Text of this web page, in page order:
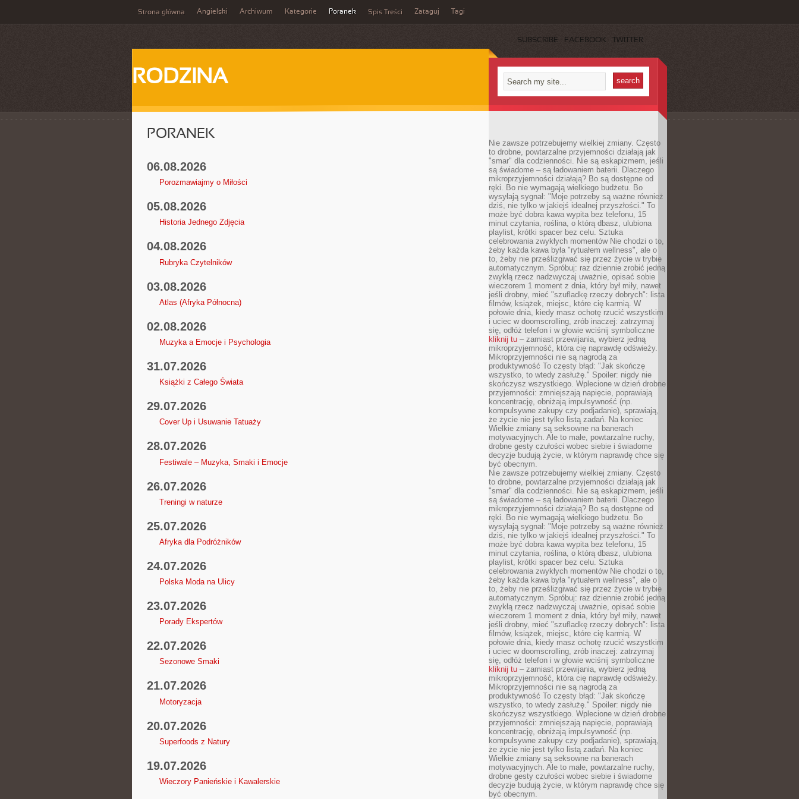
Strona główna Angielski Archiwum Kategorie Poranek Spis Treści Zataguj Tagi
SUBSCRIBE FACEBOOK TWITTER
RODZINA
PORANEK
06.08.2026
Porozmawiajmy o Miłości
05.08.2026
Historia Jednego Zdjęcia
04.08.2026
Rubryka Czytelników
03.08.2026
Atlas (Afryka Północna)
02.08.2026
Muzyka a Emocje i Psychologia
31.07.2026
Książki z Całego Świata
29.07.2026
Cover Up i Usuwanie Tatuaży
28.07.2026
Festiwale – Muzyka, Smaki i Emocje
26.07.2026
Treningi w naturze
25.07.2026
Afryka dla Podróżników
24.07.2026
Polska Moda na Ulicy
23.07.2026
Porady Ekspertów
22.07.2026
Sezonowe Smaki
21.07.2026
Motoryzacja
20.07.2026
Superfoods z Natury
19.07.2026
Wieczory Panieńskie i Kawalerskie
Nie zawsze potrzebujemy wielkiej zmiany. Często
to drobne, powtarzalne przyjemności działają jak
"smar" dla codzienności. Nie są eskapizmem, jeśli
są świadome – są ładowaniem baterii. Dlaczego
mikroprzyjemności działają? Bo są dostępne od
ręki. Bo nie wymagają wielkiego budżetu. Bo
wysyłają sygnał: "Moje potrzeby są ważne również
dziś, nie tylko w jakiejś idealnej przyszłości." To
może być dobra kawa wypita bez telefonu, 15
minut czytania, roślina, o którą dbasz, ulubiona
playlist, krótki spacer bez celu. Sztuka
celebrowania zwykłych momentów Nie chodzi o to,
żeby każda kawa była "rytuałem wellness", ale o
to, żeby nie prześlizgiwać się przez życie w trybie
automatycznym. Spróbuj: raz dziennie zrobić jedną
zwykłą rzecz nadzwyczaj uważnie, opisać sobie
wieczorem 1 moment z dnia, który był miły, nawet
jeśli drobny, mieć "szufladkę rzeczy dobrych": lista
filmów, książek, miejsc, które cię karmią. W
połowie dnia, kiedy masz ochotę rzucić wszystkim
i uciec w doomscrolling, zrób inaczej: zatrzymaj
się, odłóż telefon i w głowie wciśnij symboliczne
kliknij tu – zamiast przewijania, wybierz jedną
mikroprzyjemność, która cię naprawdę odświeży.
Mikroprzyjemności nie są nagrodą za
produktywność To częsty błąd: "Jak skończę
wszystko, to wtedy zasłużę." Spoiler: nigdy nie
skończysz wszystkiego. Wplecione w dzień drobne
przyjemności: zmniejszają napięcie, poprawiają
koncentrację, obniżają impulsywność (np.
kompulsywne zakupy czy podjadanie), sprawiają,
że życie nie jest tylko listą zadań. Na koniec
Wielkie zmiany są seksowne na banerach
motywacyjnych. Ale to małe, powtarzalne ruchy,
drobne gesty czułości wobec siebie i świadome
decyzje budują życie, w którym naprawdę chce się
być obecnym.
Nie zawsze potrzebujemy wielkiej zmiany. Często
to drobne, powtarzalne przyjemności działają jak
"smar" dla codzienności. Nie są eskapizmem, jeśli
są świadome – są ładowaniem baterii. Dlaczego
mikroprzyjemności działają? Bo są dostępne od
ręki. Bo nie wymagają wielkiego budżetu. Bo
wysyłają sygnał: "Moje potrzeby są ważne również
dziś, nie tylko w jakiejś idealnej przyszłości." To
może być dobra kawa wypita bez telefonu, 15
minut czytania, roślina, o którą dbasz, ulubiona
playlist, krótki spacer bez celu. Sztuka
celebrowania zwykłych momentów Nie chodzi o to,
żeby każda kawa była "rytuałem wellness", ale o
to, żeby nie prześlizgiwać się przez życie w trybie
automatycznym. Spróbuj: raz dziennie zrobić jedną
zwykłą rzecz nadzwyczaj uważnie, opisać sobie
wieczorem 1 moment z dnia, który był miły, nawet
jeśli drobny, mieć "szufladkę rzeczy dobrych": lista
filmów, książek, miejsc, które cię karmią. W
połowie dnia, kiedy masz ochotę rzucić wszystkim
i uciec w doomscrolling, zrób inaczej: zatrzymaj
się, odłóż telefon i w głowie wciśnij symboliczne
kliknij tu – zamiast przewijania, wybierz jedną
mikroprzyjemność, która cię naprawdę odświeży.
Mikroprzyjemności nie są nagrodą za
produktywność To częsty błąd: "Jak skończę
wszystko, to wtedy zasłużę." Spoiler: nigdy nie
skończysz wszystkiego. Wplecione w dzień drobne
przyjemności: zmniejszają napięcie, poprawiają
koncentrację, obniżają impulsywność (np.
kompulsywne zakupy czy podjadanie), sprawiają,
że życie nie jest tylko listą zadań. Na koniec
Wielkie zmiany są seksowne na banerach
motywacyjnych. Ale to małe, powtarzalne ruchy,
drobne gesty czułości wobec siebie i świadome
decyzje budują życie, w którym naprawdę chce się
być obecnym.